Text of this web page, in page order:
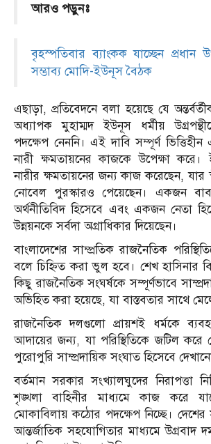
আরও পড়ুনঃ
বৃহস্পতিবার ব্যাংকক যাচ্ছেন প্রধান
সম্ভাব্য মোদি-ইউনূস বৈঠক
এছাড়া, প্রতিবেদনে বলা হয়েছে যে
অধ্যাপক মুহাম্মদ ইউনূস ধর্মীয়
পদক্ষেপ নেননি। এই দাবি সম্পূর্ণ ভিত্তিহীন
নারী ক্ষমতায়নের কাজকে উপেক্ষা
নারীর ক্ষমতায়নের জন্য কাজ করেছেন, যার
নোবেল পুরস্কারও পেয়েছেন। একজন
অর্থনীতিবিদ হিসেবে এবং একজন নেতা
উন্নয়নকে সর্বদা অগ্রাধিকার দিয়েছেন।
বাংলাদেশের সাম্প্রতিক রাজনৈতিক
বলে চিহ্নিত করা ভুল হবে। শেখ হাসিনার
কিছু রাজনৈতিক সংঘর্ষকে সম্পূর্ণভাবে
অভিহিত করা হয়েছে, যা বাস্তবতার সাথে
রাজনৈতিক দলগুলো প্রায়শই ধর্মকে
আদায়ের জন্য, যা পরিস্থিতিকে জটিল করে
পুরোপুরি সাম্প্রদায়িক সংঘাত হিসেবে দেখানো
বর্তমান সরকার সংখ্যালঘুদের নিরাপত্তা
শৃঙ্খলা বাহিনীর মাধ্যমে কাজ করে
মোকাবিলায় কঠোর পদক্ষেপ নিচ্ছে। দেশের
আন্তর্জাতিক সহযোগিতার মাধ্যমে উগ্রবাদ